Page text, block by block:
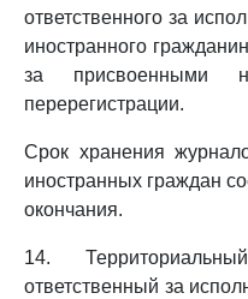
ответственного за
иностранного
за присвоенными
перерегистрации.
Срок хранения
иностранных граждан
окончания.
14.
ответственный за